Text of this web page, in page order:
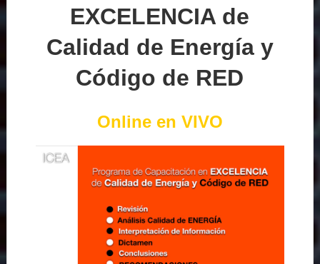
EXCELENCIA de
Calidad de Energía y
Código de RED
Online en VIVO